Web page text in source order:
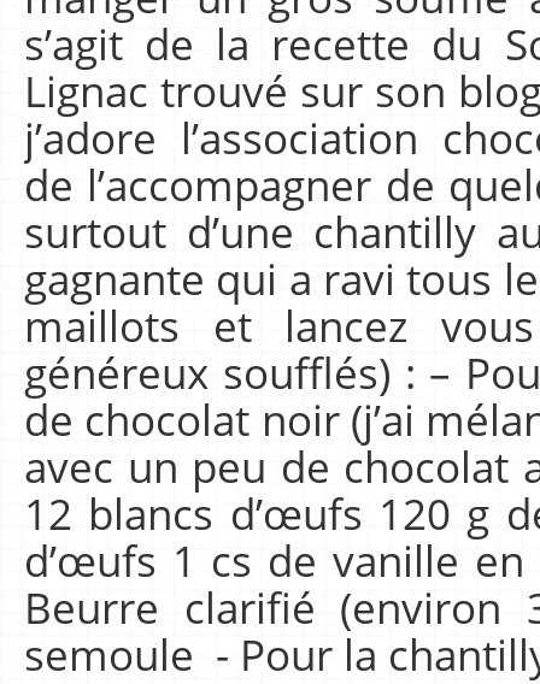
s’agit de la recette du
Lignac trouvé sur son
j’adore l’association
de l’accompagner de
surtout d’une chantilly
gagnante qui a ravi tous
maillots et lancez
généreux soufflés) : –
de chocolat noir (j’ai
avec un peu de chocolat
12 blancs d’œufs 120 g
d’œufs 1 cs de vanille
Beurre clarifié (environ
semoule - Pour la